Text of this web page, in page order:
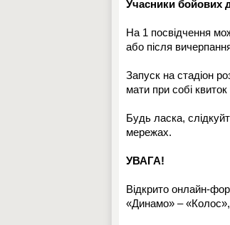
Учасники бойових
На 1 посвідчення
або після
Запуск на стадіон
мати при собі
Будь ласка,
мережах.
УВАГА!
Відкрито онлайн-
«Динамо» – «Колос»,